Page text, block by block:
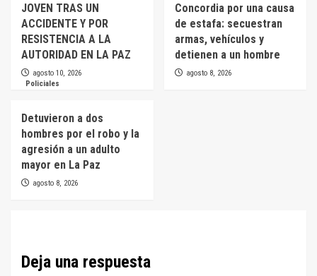
JOVEN TRAS UN
ACCIDENTE Y POR
RESISTENCIA A LA
AUTORIDAD EN LA PAZ
agosto 10, 2026
Concordia por una causa
de estafa: secuestran
armas, vehículos y
detienen a un hombre
agosto 8, 2026
Policiales
Detuvieron a dos
hombres por el robo y la
agresión a un adulto
mayor en La Paz
agosto 8, 2026
Deja una respuesta